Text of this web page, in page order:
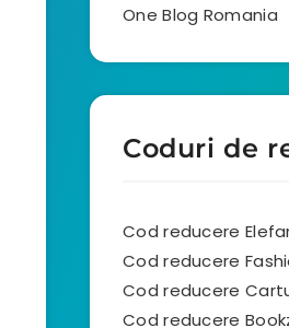
One Blog Romania
Coduri de
Cod reducere
Cod reducere
Cod reducere
Cod reducere